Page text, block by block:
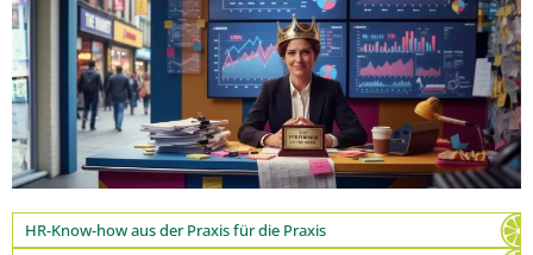
HR-Know-how aus der Praxis für die Praxis